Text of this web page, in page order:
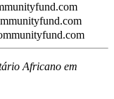
Africano em